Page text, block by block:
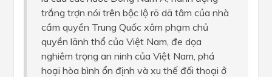
trắng trợn nói trên bộc lộ rõ dã tâm của nhà
cầm quyền Trung Quốc xâm phạm chủ
quyền lãnh thổ của Việt Nam, đe dọa
nghiêm trọng an ninh của Việt Nam, phá
hoại hòa bình ổn định và xu thế đối thoại ở